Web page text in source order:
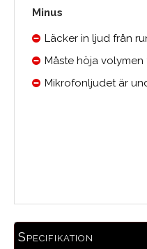
Minus
Läcker in ljud från
Måste höja
Mikrofonljudet är
Specifikation